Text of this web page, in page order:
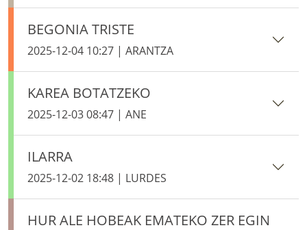
BEGONIA TRISTE
2025-12-04 10:27 | ARANTZA
KAREA BOTATZEKO
2025-12-03 08:47 | ANE
ILARRA
2025-12-02 18:48 | LURDES
HUR ALE HOBEAK EMATEKO ZER EGIN